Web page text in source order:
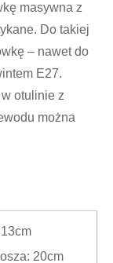
masywna z
Do takiej
– nawet do
E27.
otulinie z
można
20cm